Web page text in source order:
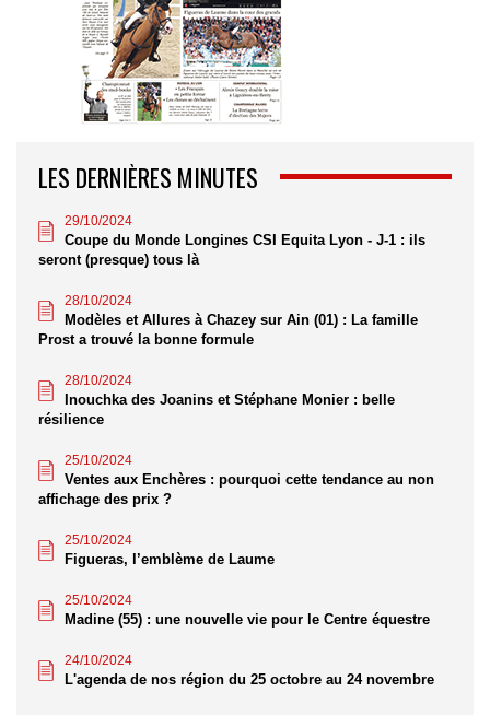
LES DERNIÈRES MINUTES
29/10/2024
Coupe du Monde Longines CSI Equita Lyon - J-1 : ils
seront (presque) tous là
28/10/2024
Modèles et Allures à Chazey sur Ain (01) : La famille
Prost a trouvé la bonne formule
28/10/2024
Inouchka des Joanins et Stéphane Monier : belle
résilience
25/10/2024
Ventes aux Enchères : pourquoi cette tendance au non
affichage des prix ?
25/10/2024
Figueras, l’emblème de Laume
25/10/2024
Madine (55) : une nouvelle vie pour le Centre équestre
24/10/2024
L'agenda de nos région du 25 octobre au 24 novembre